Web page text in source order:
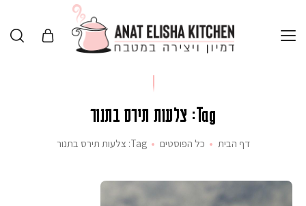
Tag: צלעות תירס בתנור
דף הבית כל הפוסטים Tag: צלעות תירס בתנור